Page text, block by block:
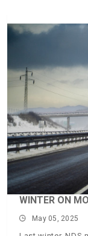
WINTER ON
May 05, 2025